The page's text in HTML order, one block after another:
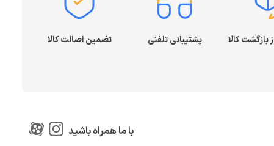
پشتیبانی تلفنی تضمین اصالت کالا
با ما همراه باشید